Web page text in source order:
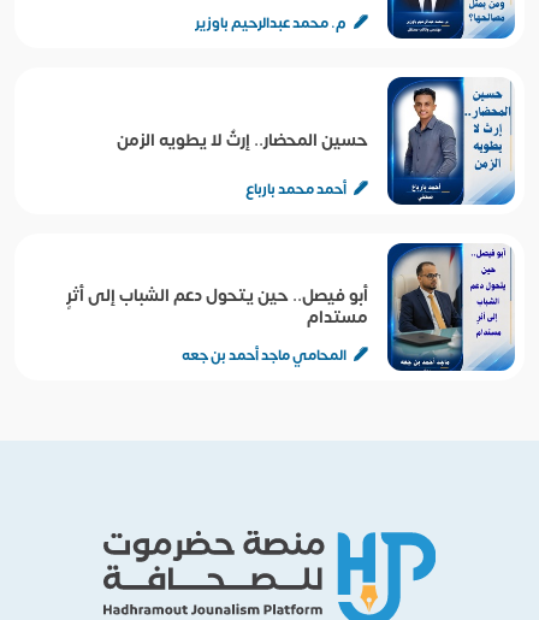
م. محمد عبدالرحيم باوزير
حسين المحضار.. إرثٌ لا يطويه الزمن
أحمد محمد بارباع
أبو فيصل.. حين يتحول دعم الشباب إلى أثرٍ
مستدام
المحامي ماجد أحمد بن جعه